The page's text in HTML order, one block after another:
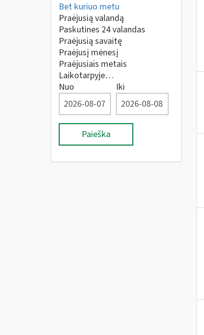
Bet kuriuo metu
Praėjusią valandą
Paskutines 24 valandas
Praėjusią savaitę
Praėjusį mėnesį
Praėjusiais metais
Laikotarpyje…
Nuo
Iki
Paieška